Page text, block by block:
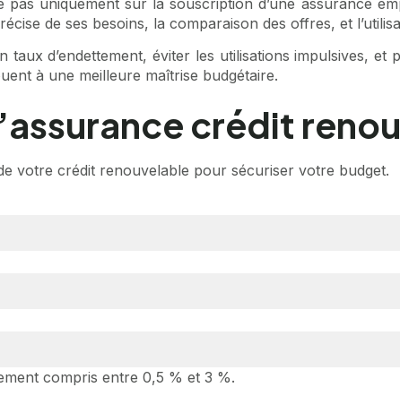
de ses besoins, la comparaison des offres, et
taux d’endettement, éviter les utilisations impulsives,
à une meilleure maîtrise budgétaire.
crédit
votre crédit renouvelable pour sécuriser votre budget.
compris entre 0,5 % et 3 %.